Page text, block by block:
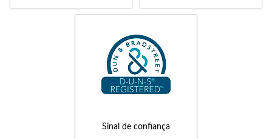
Sinal de confiança